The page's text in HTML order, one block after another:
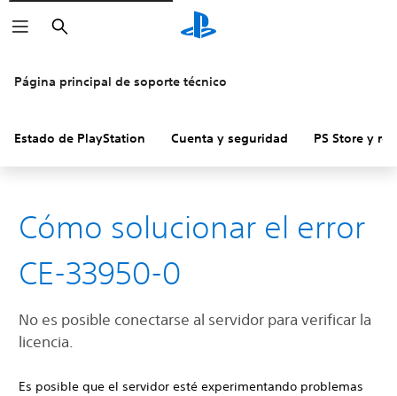
Buscar
Página principal de soporte técnico
Estado de PlayStation Cuenta y seguridad PS Store y
Cómo solucionar el error
CE-33950-0
No es posible conectarse al servidor para verificar la
licencia.
Es posible que el servidor esté experimentando problemas